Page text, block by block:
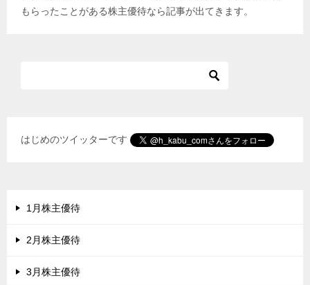
もらったことがある株主優待なら記事が出てきます。
はじめのツイッターです
1月株主優待
2月株主優待
3月株主優待